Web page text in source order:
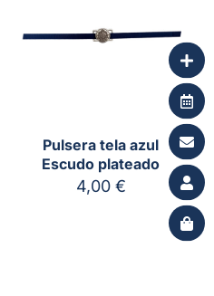
Pulsera tela azul
Escudo plateado
4,00 €